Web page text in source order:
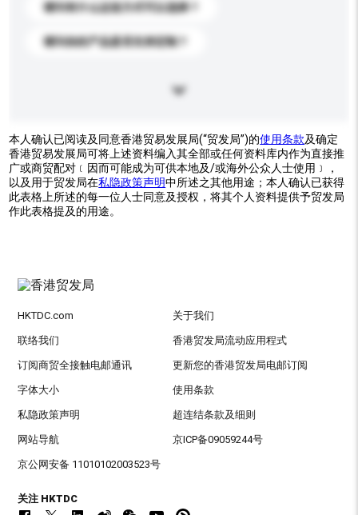
请问有什么运送方式可以选择？
请问你的产品是否支持定制？
本人确认已阅读及同意香港贸易发展局(“贸发局”)的使用条款及确定
香港贸易发展局可将上述资料编入其全部或任何资料库内作为直接推
广或商贸配对﹝因而可能成为可供本地及/或海外公众人士使用﹞，
以及用于贸发局在私隐政策声明中所述之其他用途；本人确认已获得
此表格上所述的每一位人士同意及授权，将其个人资料提供予贸发局
作此表格提及的用途。
HKTDC.com 关于我们
联络我们 香港贸发局流动应用程式
订阅商贸全接触电邮通讯 更新您的香港贸发局电邮订阅
字体大小 使用条款
私隐政策声明 超连结条款及细则
网站导航 京ICP备09059244号
京公网安备 11010102003523号
关注 HKTDC